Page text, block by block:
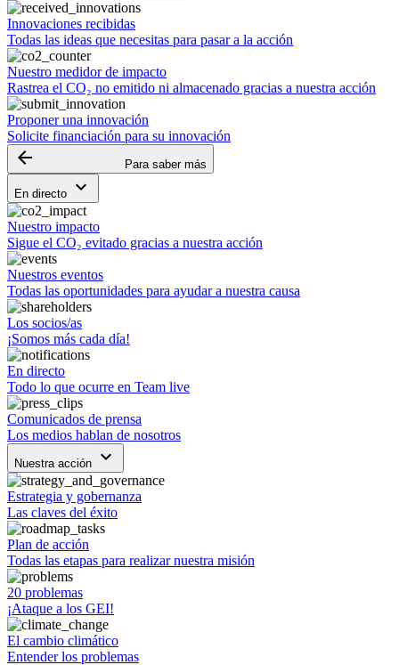
Innovaciones recibidas
Todas las ideas que necesitas para pasar a la acción
Nuestro medidor de impacto
Rastrea el CO₂ no emitido ni almacenado gracias a nuestra acción
Proponer una innovación
Solicite financiación para su innovación
arrow_backward Para saber más
En directo keyboard_arrow_down
Nuestro impacto
Sigue el CO₂ evitado gracias a nuestra acción
Nuestros eventos
Todas las oportunidades para ayudar a nuestra causa
Los socios/as
¡Somos más cada día!
En directo
Todo lo que ocurre en Team live
Comunicados de prensa
Los medios hablan de nosotros
Nuestra acción keyboard_arrow_down
Estrategia y gobernanza
Las claves del éxito
Plan de acción
Todas las etapas para realizar nuestra misión
20 problemas
¡Ataque a los GEI!
El cambio climático
Entender los problemas